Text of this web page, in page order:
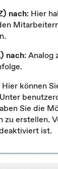
nach: Hier
nach: Analog
Hier können
Sie die
zu erstellen.
ist.